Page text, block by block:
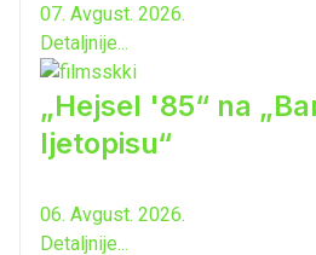
07. Avgust. 2026.
Detaljnije...
„Hejsel '85“ na
ljetopisu“
06. Avgust. 2026.
Detaljnije...